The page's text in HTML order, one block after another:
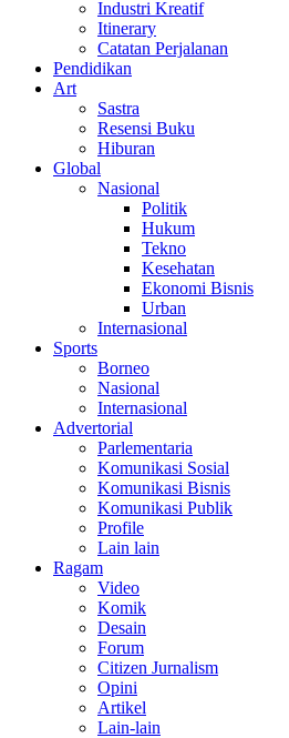
Industri Kreatif
Itinerary
Catatan Perjalanan
Pendidikan
Art
Sastra
Resensi Buku
Hiburan
Global
Nasional
Politik
Hukum
Tekno
Kesehatan
Ekonomi Bisnis
Urban
Internasional
Sports
Borneo
Nasional
Internasional
Advertorial
Parlementaria
Komunikasi Sosial
Komunikasi Bisnis
Komunikasi Publik
Profile
Lain lain
Ragam
Video
Komik
Desain
Forum
Citizen Jurnalism
Opini
Artikel
Lain-lain